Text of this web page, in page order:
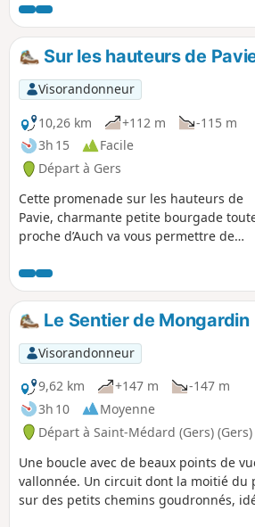
Monlezun, comme d'autres gascons,
partit chercher fortune à Paris.
Sur les hauteurs de
Visorandonneur
10,26 km
+112 m
-115 m
3h 15
Facile
Départ à Gers
Cette promenade sur les hauteurs de
Pavie, charmante petite bourgade
proche d’Auch va vous permettre de
temps clair avoir une superbe vue sur la
chaîne des Pyrénées.
Le Sentier de Mongardin
Visorandonneur
9,62 km
+147 m
-147 m
3h 10
Moyenne
Départ à Saint-Médard (Gers) (Gers)
Une boucle avec de beaux points de
vallonnée. Un circuit dont la moitié du
sur des petits chemins goudronnés,